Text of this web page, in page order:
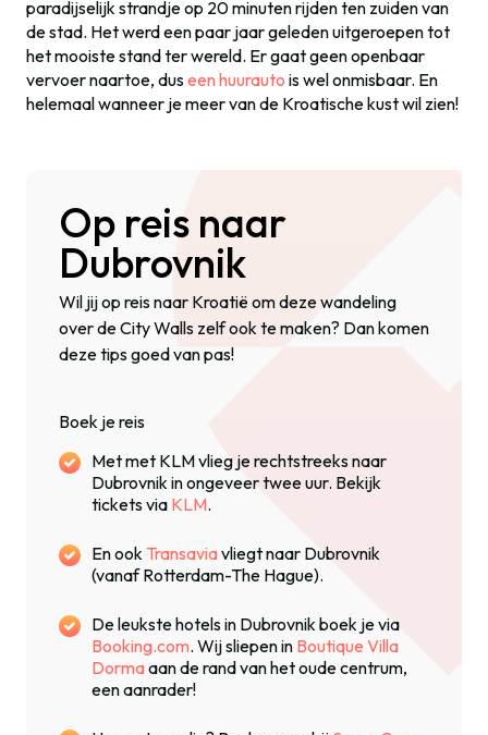
paradijselijk strandje op 20 minuten rijden ten zuiden van
de stad. Het werd een paar jaar geleden uitgeroepen tot
het mooiste stand ter wereld. Er gaat geen openbaar
vervoer naartoe, duseen huurauto is wel onmisbaar. En
helemaal wanneer je meer van de Kroatische kust wil zien!
Op reis naar
Dubrovnik
Wil jij op reis naar Kroatië om deze wandeling
over de City Walls zelf ook te maken? Dan komen
deze tips goed van pas!
Boek je reis
Met met KLM vlieg je rechtstreeks naar
Dubrovnik in ongeveer twee uur. Bekijk
tickets via KLM.
En ook Transaviavliegt naar Dubrovnik
(vanaf Rotterdam-The Hague).
De leukste hotels in Dubrovnik boek je via
Booking.com. Wij sliepen in Boutique Villa
Dormaaan de rand van het oude centrum,
een aanrader!